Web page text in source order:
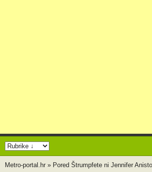
Metro-portal.hr » Pored Štrumpfete ni Jennifer